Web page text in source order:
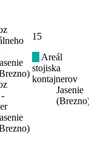
15
Areál
stojiska
kontajnerov
Jasenie